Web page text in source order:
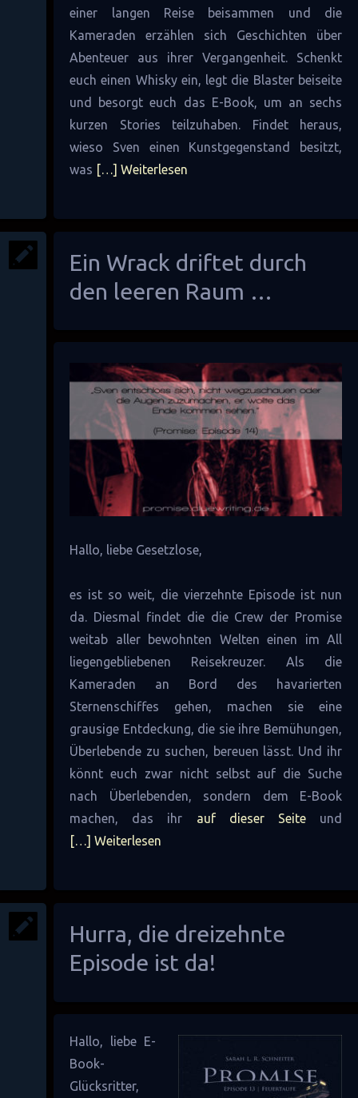
einer langen Reise beisammen und die
Kameraden erzählen sich Geschichten über
Abenteuer aus ihrer Vergangenheit. Schenkt
euch einen Whisky ein, legt die Blaster beiseite
und besorgt euch das E-Book, um an sechs
kurzen Stories teilzuhaben. Findet heraus,
wieso Sven einen Kunstgegenstand besitzt,
was […] Weiterlesen
Ein Wrack driftet durch
den leeren Raum …
Hallo, liebe Gesetzlose,
es ist so weit, die vierzehnte Episode ist nun
da. Diesmal findet die die Crew der Promise
weitab aller bewohnten Welten einen im All
liegengebliebenen Reisekreuzer. Als die
Kameraden an Bord des havarierten
Sternenschiffes gehen, machen sie eine
grausige Entdeckung, die sie ihre Bemühungen,
Überlebende zu suchen, bereuen lässt. Und ihr
könnt euch zwar nicht selbst auf die Suche
nach Überlebenden, sondern dem E-Book
machen, das ihr auf dieser Seiteund
[…] Weiterlesen
Hurra, die dreizehnte
Episode ist da!
Hallo, liebe E-
Book-
Glücksritter,